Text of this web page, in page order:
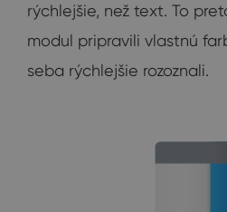
rýchlejšie, než text. To
modul pripravili vlastnú
seba rýchlejšie rozoznali.